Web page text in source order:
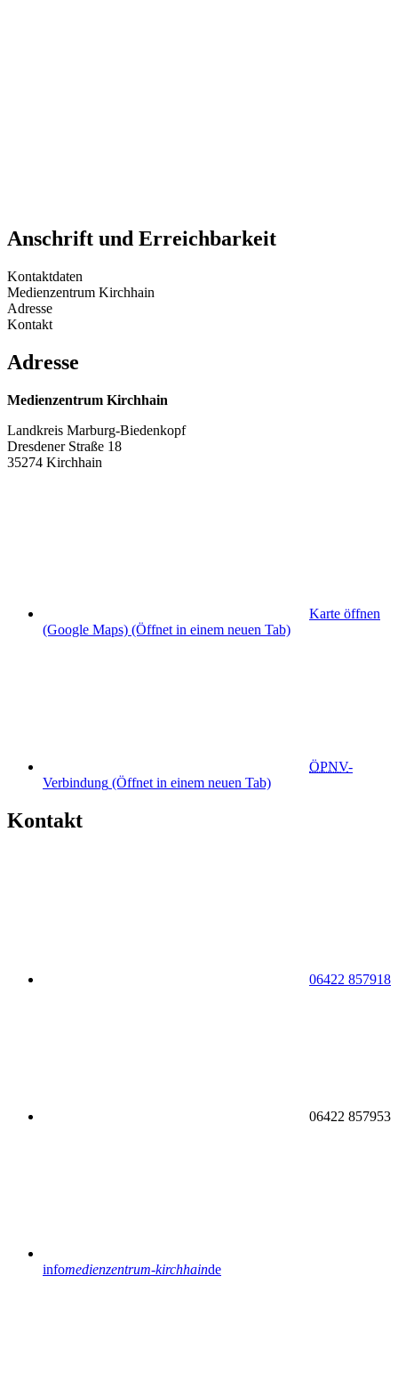
Anschrift und Erreichbarkeit
Kontaktdaten
Medienzentrum Kirchhain
Adresse
Kontakt
Adresse
Medienzentrum Kirchhain
Landkreis Marburg-Biedenkopf
Dresdener Straße 18
35274 Kirchhain
Karte öffnen
(Google Maps) (Öffnet in einem neuen Tab)
ÖPNV-
Verbindung (Öffnet in einem neuen Tab)
Kontakt
06422 857918
06422 857953
infomedienzentrum-kirchhainde